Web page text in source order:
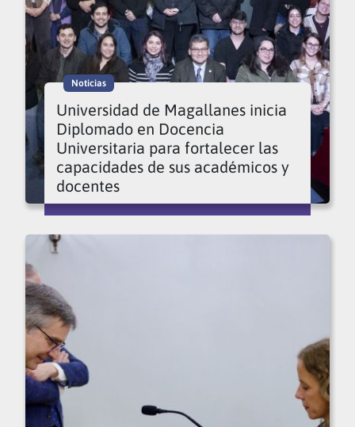
Noticias
Universidad de Magallanes inicia
Diplomado en Docencia
Universitaria para fortalecer las
capacidades de sus académicos y
docentes